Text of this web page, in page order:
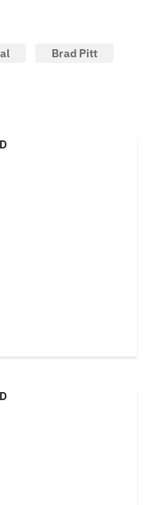
Brad Pitt